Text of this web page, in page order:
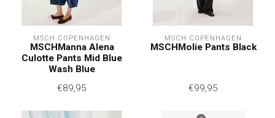
MSCH COPENHAGEN
MSCHManna Alena
Culotte Pants Mid Blue
Wash Blue
€89,95
MSCH COPENHAGEN
MSCHMolie Pants Black
€99,95